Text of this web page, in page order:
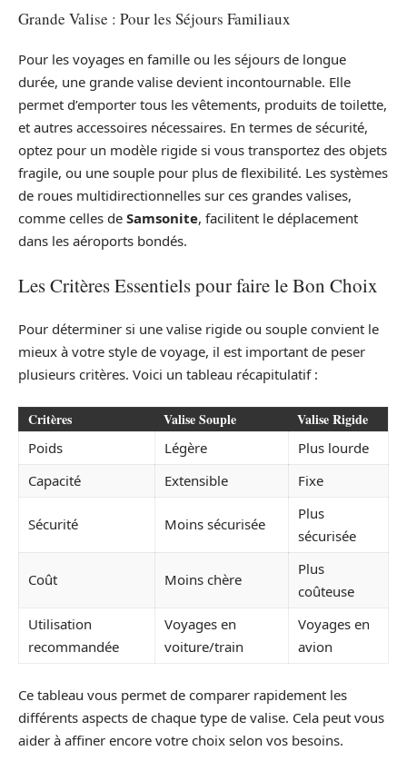
Grande Valise : Pour les Séjours Familiaux
Pour les voyages en famille ou les séjours de longue
durée, une grande valise devient incontournable. Elle
permet d’emporter tous les vêtements, produits de toilette,
et autres accessoires nécessaires. En termes de sécurité,
optez pour un modèle rigide si vous transportez des objets
fragile, ou une souple pour plus de flexibilité. Les systèmes
de roues multidirectionnelles sur ces grandes valises,
comme celles de Samsonite, facilitent le déplacement
dans les aéroports bondés.
Les Critères Essentiels pour faire le Bon Choix
Pour déterminer si une valise rigide ou souple convient le
mieux à votre style de voyage, il est important de peser
plusieurs critères. Voici un tableau récapitulatif :
Critères Valise Souple Valise Rigide
Poids Légère
Plus lourde
Capacité
Extensible Fixe
Sécurité Moins sécurisée
Plus
sécurisée
Coût Moins chère
Plus
coûteuse
Utilisation
recommandée
Voyages en
voiture/train
Voyages en
avion
Ce tableau vous permet de comparer rapidement les
différents aspects de chaque type de valise. Cela peut vous
aider à affiner encore votre choix selon vos besoins.